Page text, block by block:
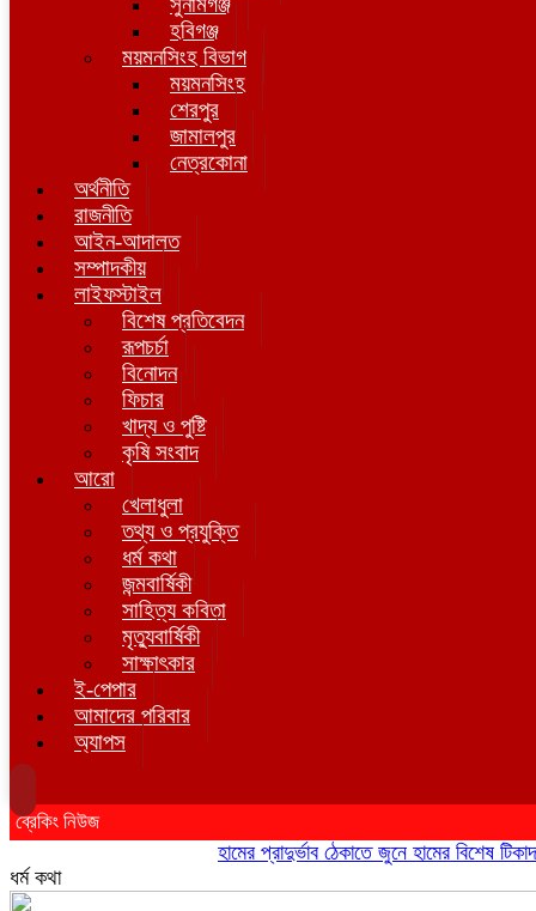
হবিগঞ্জ
ময়মনসিংহ বিভাগ
ময়মনসিংহ
শেরপুর
জামালপুর
নেত্রকোনা
অর্থনীতি
রাজনীতি
আইন-আদালত
সম্পাদকীয়
লাইফস্টাইল
বিশেষ প্রতিবেদন
রূপচর্চা
বিনোদন
ফিচার
খাদ্য ও পুষ্টি
কৃষি সংবাদ
আরো
খেলাধুলা
তথ্য ও প্রযুক্তি
ধর্ম কথা
জন্মবার্ষিকী
সাহিত্য কবিতা
মৃত্যুবার্ষিকী
সাক্ষাৎকার
ই-পেপার
আমাদের পরিবার
অ্যাপস
ব্রেকিং নিউজ
হামের প্রাদুর্ভাব ঠেকাতে জুনে হামের বিশেষ টিকাদান;
ধর্ম কথা